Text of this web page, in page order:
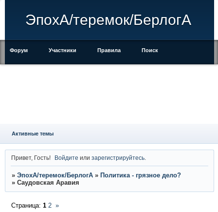
ЭпохА/теремок/БерлогА
Форум Участники Правила Поиск
Активные темы
Привет, Гость! Войдите илизарегистрируйтесь
» ЭпохА/теремок/БерлогА » Политика - грязное дело?
» Саудовская Аравия
Страница: 1 2 »